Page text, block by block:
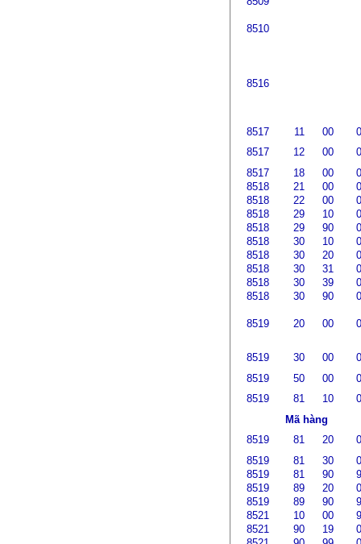
8510
8516
8517 11 00
8517
12 00
8517
18 00
8518
21 00
8518
22 00
8518
29 10
8518
29 90
8518
30 10
8518
30 20
8518
30 31
8518
30 39
8518
30 90
8519 20 00
8519 30 00
8519
50 00
8519
81 10
Mã hàng
8519
81 20
8519
81 30
8519
81 90
8519
89 20
8519
89 90
8521
10 00
8521
90 19